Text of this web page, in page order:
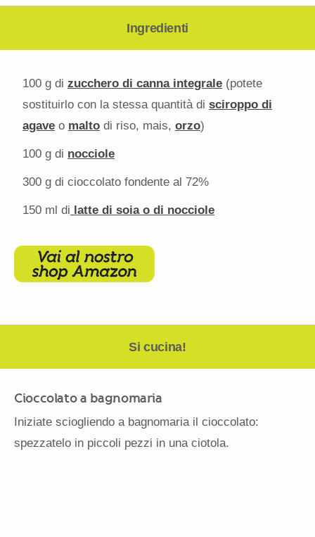
Ingredienti
100 g di zucchero di canna integrale (potete
sostituirlo con la stessa quantità di sciroppo di
agave o malto di riso, mais, orzo)
100 g di nocciole
300 g di cioccolato fondente al 72%
150 ml di latte di soia o di nocciole
Si cucina!
Cioccolato a bagnomaria
Iniziate sciogliendo a bagnomaria il cioccolato:
spezzatelo in piccoli pezzi in una ciotola.